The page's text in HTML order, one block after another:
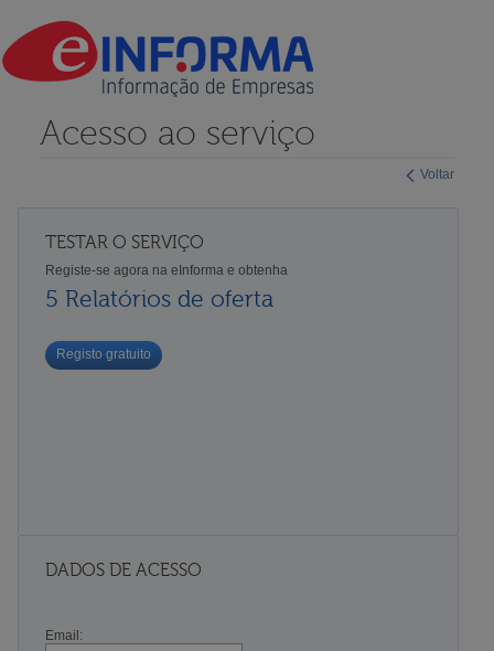
Voltar
Acesso ao serviço
TESTAR O SERVIÇO
Registe-se agora na eInforma e obtenha
5 Relatórios de oferta
Registo gratuito
DADOS DE ACESSO
Email: